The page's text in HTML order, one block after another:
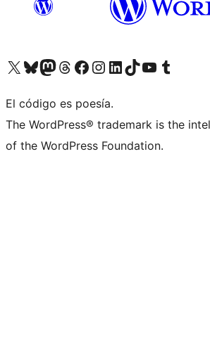
Visita nuestra cuenta de X (anteriormente Twitter)
Visita nuestra cuenta de Bluesky
Visita nuestra cuenta de Mastodon
Visita nuestra cuenta de Threads
Visita nuestra página de Facebook
Visita nuestra cuenta de Instagram
Visita nuestra cuenta de LinkedIn
Visita nuestra cuenta de TikTok
Visita nuestro canal de YouTube
Visita nuestra cuenta de Tumblr
El código es poesía.
The WordPress® trademark is the
of the WordPress Foundation.